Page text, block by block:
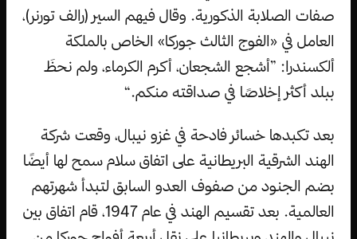
صفات الصلابة الذكورية. وقال فيهم السير (رالف تورنر)،
العامل في «الفوج الثالث جوركا» الخاص بالملكة
ألكسندرا: ”أشجع الشجعان، أكرم الكرماء، ولم نحظَ
ببلد أكثر إخلاصًا في صداقته منكم.“
بعد تكبدها خسائر فادحة في غزو نيبال، وقعت شركة
الهند الشرقية البريطانية على اتفاق سلام سمح لها أيضًا
بضم الجنود من صفوف العدو السابق لتبدأ شهرتهم
العالمية. بعد تقسيم الهند في عام 1947، قام اتفاق بين